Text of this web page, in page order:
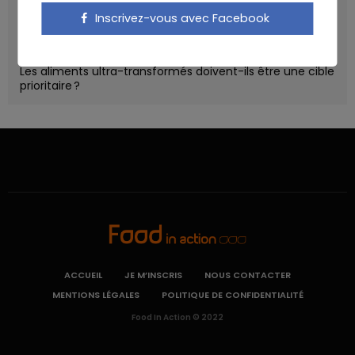
Un microbiote sain, c’est bien, mais c’est quoi ?
Poisson, contaminants et oméga-3 : quelles
Les aliments ultra-transformés doivent-ils être une cible
prioritaire ?
Inscrivez-vous avec Facebook
ACCUEIL JE M’INSCRIS
NOUS CONTACTER
MENTIONS LÉGALES
POLITIQUE DE CONFIDENTIALITÉ
Food In Action © 2022